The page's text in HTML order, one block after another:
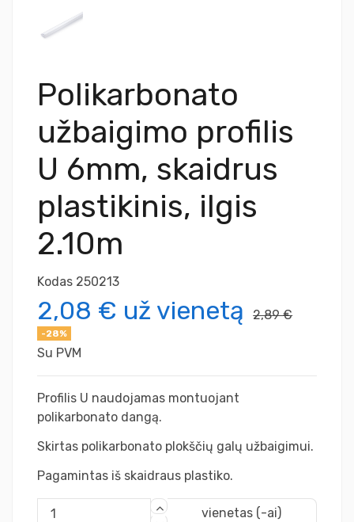
Polikarbonato
užbaigimo profilis
U 6mm, skaidrus
plastikinis, ilgis
2.10m
Kodas 250213
2,08 € už vienetą 2,89 €
-28%
Su PVM
Profilis U naudojamas montuojant
polikarbonato dangą.
Skirtas polikarbonato plokščių galų užbaigimui.
Pagamintas iš skaidraus plastiko.
vienetas (-ai)